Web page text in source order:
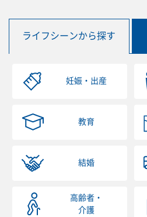
ライフシーンから探す
妊娠・出産
教育
結婚
高齢者・
介護